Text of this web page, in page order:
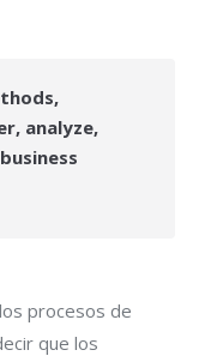
analyze,
procesos de
que los